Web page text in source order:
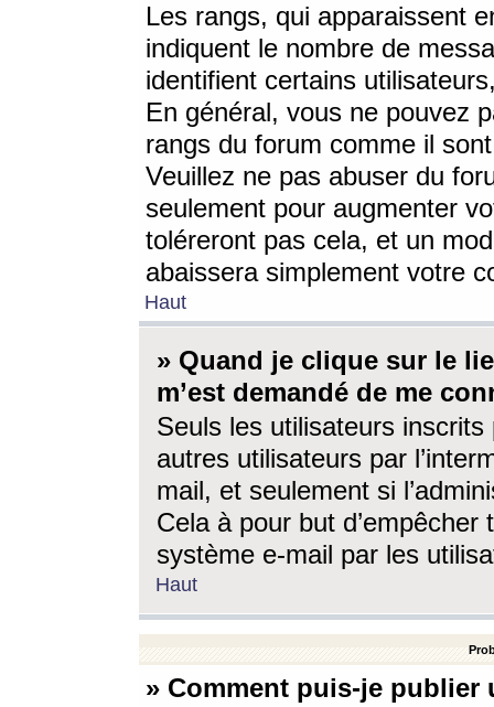
Les rangs, qui apparaissent
indiquent le nombre de
identifient certains
En général, vous ne pouvez
rangs du forum comme il
Veuillez ne pas abuser du
seulement pour augmenter
toléreront pas cela, et un
abaissera simplement votre
Haut
» Quand je clique sur le
m’est demandé de me
Seuls les utilisateurs
autres utilisateurs par
mail, et seulement si
Cela à pour but
système e-mail par les
Haut
» Comment puis-je